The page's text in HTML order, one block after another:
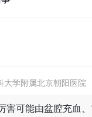
大学附属北京朝阳医院
害可能由盆腔充血